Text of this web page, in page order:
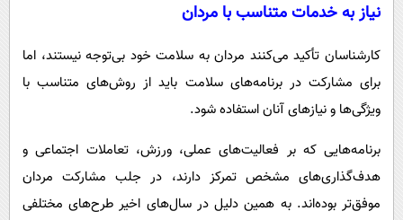
نیاز به خدمات متناسب با مردان
کارشناسان تأکید می‌کنند مردان به سلامت خود بی‌توجه نیستند، اما
برای مشارکت در برنامه‌های سلامت باید از روش‌های متناسب با
ویژگی‌ها و نیازهای آنان استفاده شود.
برنامه‌هایی که بر فعالیت‌های عملی، ورزش، تعاملات اجتماعی و
هدف‌گذاری‌های مشخص تمرکز دارند، در جلب مشارکت مردان
موفق‌تر بوده‌اند. به همین دلیل در سال‌های اخیر طرح‌های مختلفی